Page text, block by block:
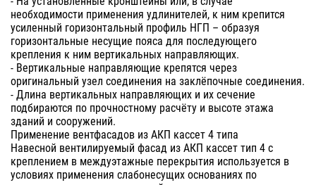
необходимости применения удлинителей, к ним крепится
усиленный горизонтальный профиль НГП – образуя
горизонтальные несущие пояса для последующего
крепления к ним вертикальных направляющих.
- Вертикальные направляющие крепятся через
оригинальный узел соединения на заклёпочные соединения.
- Длина вертикальных направляющих и их сечение
подбираются по прочностному расчёту и высоте этажа
зданий и сооружений.
Применение вентфасадов из АКП кассет 4 типа
Навесной вентилируемый фасад из АКП кассет тип 4 с
креплением в междуэтажные перекрытия используется в
условиях применения слабонесущих основаниях по